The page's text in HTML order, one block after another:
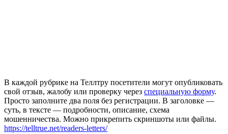
В каждой рубрике на Теллтру посетители могут опубликовать
свой отзыв, жалобу или проверку через специальную форму.
Просто заполните два поля без регистрации. В заголовке —
суть, в тексте — подробности, описание, схема
мошенничества. Можно прикрепить скриншоты или файлы.
https://telltrue.net/readers-letters/